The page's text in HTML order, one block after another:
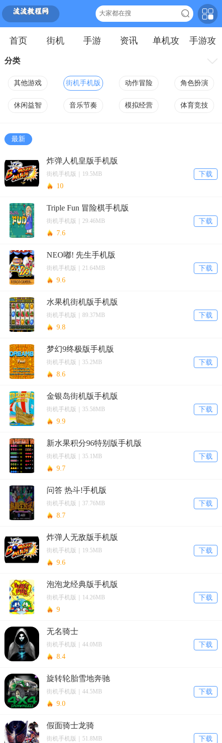
首页 街机 手游 资讯
单机攻
手游攻
分类
其他游戏 街机手机版 动作冒险 角色扮演
休闲益智 音乐节奏 模拟经营 体育竞技
机
机
新游库
最新
炸弹人机皇版手机版
下载
街机手机版｜19.5MB
10
Triple Fun 冒险棋手机版
下载
街机手机版｜29.46MB
7.6
NEO嘟! 先生手机版
下载
街机手机版｜21.64MB
9.6
水果机街机版手机版
下载
街机手机版｜89.37MB
9.8
梦幻9终极版手机版
下载
街机手机版｜35.2MB
8.6
金银岛街机版手机版
下载
街机手机版｜35.58MB
9.9
新水果积分96特别版手机版
下载
街机手机版｜35.1MB
9.7
问答 热斗!手机版
下载
街机手机版｜37.76MB
8.7
炸弹人无敌版手机版
下载
街机手机版｜19.5MB
9.6
泡泡龙经典版手机版
下载
街机手机版｜14.26MB
9
无名骑士
下载
街机手机版｜44.0MB
8.4
旋转轮胎雪地奔驰
下载
街机手机版｜44.5MB
9.0
假面骑士龙骑
下载
街机手机版｜51.8MB